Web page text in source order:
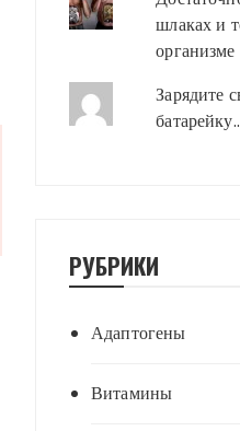
шлаках и
организме
Зарядите
РУБРИКИ
Адаптогены
Витамины